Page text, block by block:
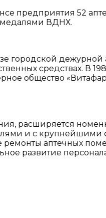
предприятия 52
ВДНХ.
городской дежурной
средствах. В
общество
расширяется
и с
аптечных
развитие